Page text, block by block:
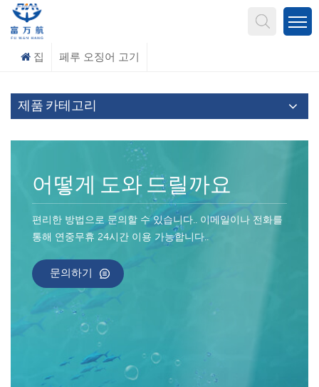
집 페루 오징어 고기
제품 카테고리
어떻게 도와 드릴까요
편리한 방법으로 문의할 수 있습니다.. 이메일이나 전화를
통해 연중무휴 24시간 이용 가능합니다..
문의하기